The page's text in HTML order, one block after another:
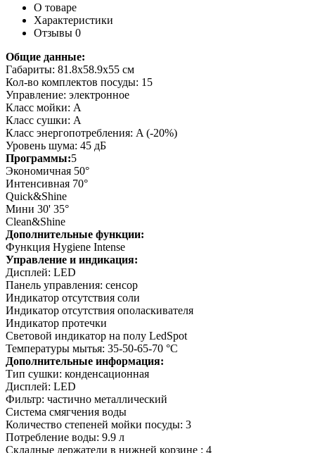
О товаре
Характеристики
Отзывы 0
Общие данные:
Габариты: 81.8x58.9x55 см
Кол-во комплектов посуды: 15
Управление: электронное
Класс мойки: A
Класс сушки: A
Класс энергопотребления: A (-20%)
Уровень шума: 45 дБ
Программы:5
Экономичная 50°
Интенсивная 70°
Quick&Shine
Мини 30' 35°
Clean&Shine
Дополнительные функции:
Функция Hygiene Intense
Управление и индикация:
Дисплей: LED
Панель управления: сенсор
Индикатор отсутствия соли
Индикатор отсутствия ополаскивателя
Индикатор протечки
Световой индикатор на полу LedSpot
Температуры мытья: 35-50-65-70 °С
Дополнительные информация:
Тип сушки: конденсационная
Дисплей: LED
Фильтр: частично металлический
Система смягчения воды
Количество степеней мойки посуды: 3
Потребление воды: 9.9 л
Складные держатели в нижней корзине : 4